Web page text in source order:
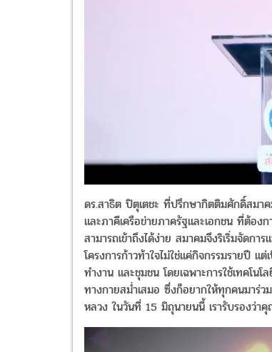
ดร.สาธิต ปิตุเตชะ ที่ปรึกษากิตติมศักดิ์สมาค
และภาคีเครือข่ายภาครัฐและเอกชน ที่ต้อง
สามารถเข้าถึงได้ง่าย สมาคมจึงริเริ่มจัด
โครงการก้าวท้าใจไม่ใช่แค่กิจกรรมรายปี
ทำงาน และชุมชน โดยเฉพาะการใช้เทคโ
ทางกายสม่ำเสมอ ซึ่งก็อยากให้ทุกคนมาร่
หลวง ในวันที่ 15 มิถุนายนนี้ เรารับรองว่า